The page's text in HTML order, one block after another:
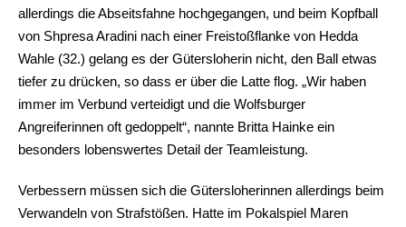
allerdings die Abseitsfahne hochgegangen, und beim Kopfball
von Shpresa Aradini nach einer Freistoßflanke von Hedda
Wahle (32.) gelang es der Gütersloherin nicht, den Ball etwas
tiefer zu drücken, so dass er über die Latte flog. „Wir haben
immer im Verbund verteidigt und die Wolfsburger
Angreiferinnen oft gedoppelt“, nannte Britta Hainke ein
besonders lobenswertes Detail der Teamleistung.
Verbessern müssen sich die Gütersloherinnen allerdings beim
Verwandeln von Strafstößen. Hatte im Pokalspiel Maren